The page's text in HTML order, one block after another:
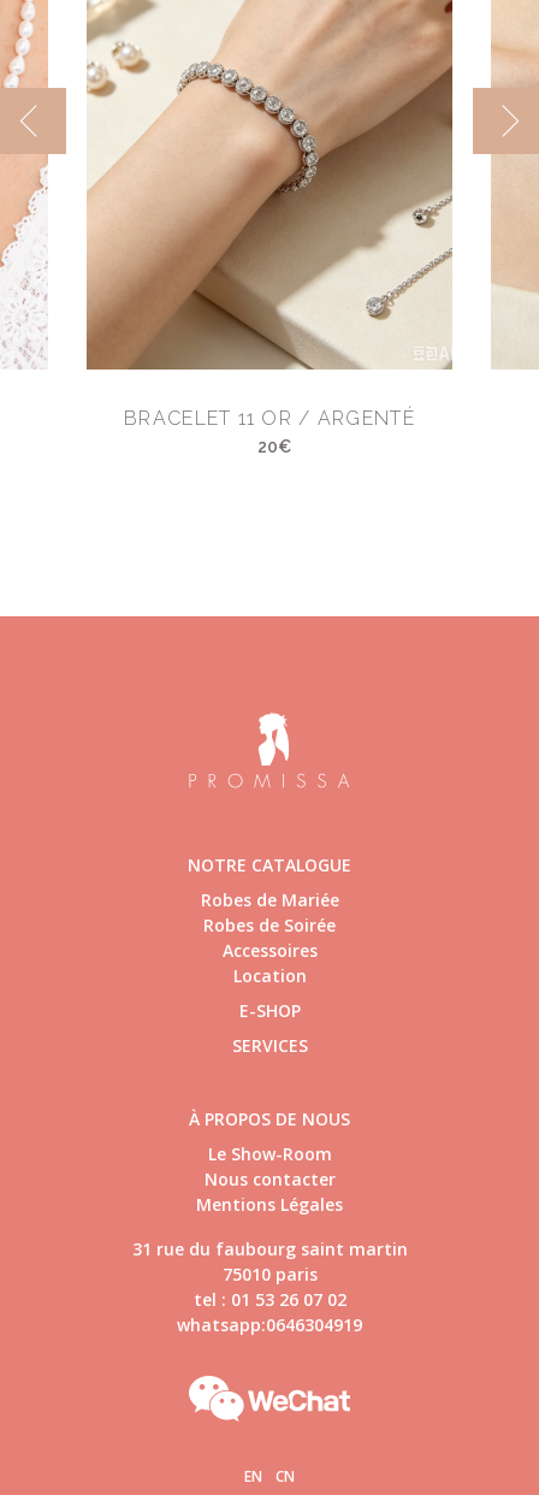
BRACELET 11 OR / ARGENTÉ
20€
NOTRE CATALOGUE
Robes de Mariée
Robes de Soirée
Accessoires
Location
E-SHOP
SERVICES
À PROPOS DE NOUS
Le Show-Room
Nous contacter
Mentions Légales
31 rue du faubourg saint martin
75010 paris
tel : 01 53 26 07 02
whatsapp:0646304919
EN CN